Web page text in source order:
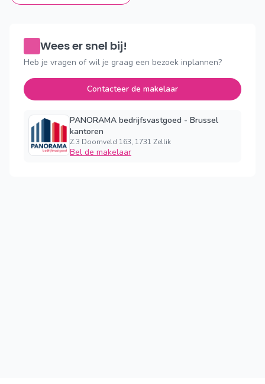
Wees er snel bij!
Heb je vragen of wil je graag een bezoek inplannen?
Contacteer de makelaar
PANORAMA bedrijfsvastgoed - Brussel
kantoren
Z.3 Doornveld 163, 1731 Zellik
Bel de makelaar